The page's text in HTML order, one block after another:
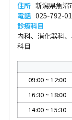
住所 新潟県魚沼
電話 025-792-
診療科目
内科、消化器科
科目
09:00 ~12:00
16:30 ~18:00
14:00 ~15:30